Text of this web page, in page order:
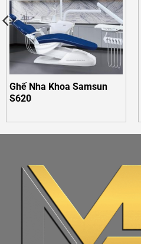
Ghế Nha Khoa Samsun
S620